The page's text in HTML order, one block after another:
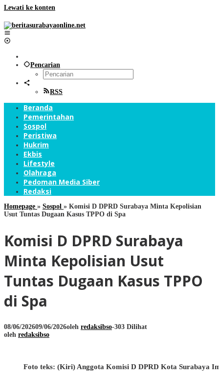
Lewati ke konten
Pencarian
RSS
Beranda
Pemerintahan
Sospol
Peristiwa
Hukrim
Ekbis
Lifestyle
Olahraga
Pedoman Media Siber
Redaksi
Homepage » Sospol » Komisi D DPRD Surabaya Minta Kepolisian
Usut Tuntas Dugaan Kasus TPPO di Spa
Komisi D DPRD Surabaya
Minta Kepolisian Usut
Tuntas Dugaan Kasus TPPO
di Spa
08/06/202609/06/2026oleh redaksibso-303 Dilihat
oleh redaksibso
Foto teks: (Kiri) Anggota Komisi D DPRD Kota Surabaya